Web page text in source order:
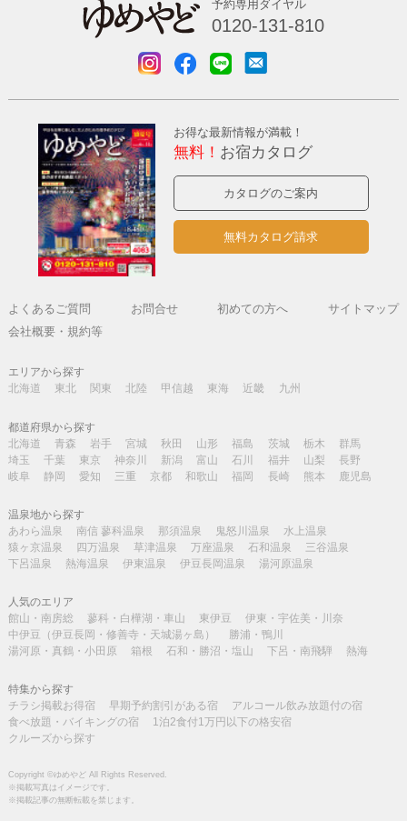
予約専用ダイヤル
0120-131-810
お得な最新情報が満載！
無料！ お宿カタログ
カタログのご案内
無料カタログ請求
よくあるご質問 お問合せ 初めての方へ
サイトマップ
会社概要・規約等
エリアから探す
北海道
東北 関東 北陸 甲信越 東海 近畿 九州
都道府県から探す
北海道
青森 岩手 宮城 秋田 山形 福島 茨城 栃木
群馬
埼玉
千葉 東京 神奈川 新潟 富山 石川 福井 山梨
長野
岐阜
静岡 愛知 三重 京都 和歌山 福岡 長崎 熊本 鹿児島
温泉地から探す
あわら温泉
南信 蓼科温泉 那須温泉 鬼怒川温泉
水上温泉
猿ヶ京温泉
四万温泉 草津温泉 万座温泉 石和温泉
三谷温泉
下呂温泉
熱海温泉 伊東温泉 伊豆長岡温泉 湯河原温泉
人気のエリア
館山・南房総
蓼科・白樺湖・車山 東伊豆
伊東・宇佐美・川奈
中伊豆（伊豆長岡・修善寺・天城湯ヶ島）
勝浦・鴨川
湯河原・真鶴・小田原
箱根 石和・勝沼・塩山 下呂・南飛騨 熱海
特集から探す
チラシ掲載お得宿
早期予約割引がある宿
アルコール飲み放題付の宿
食べ放題・バイキングの宿
1泊2食付1万円以下の格安宿
クルーズから探す
Copyright ©ゆめやど All Rights Reserved.
※掲載写真はイメージです。
※掲載記事の無断転載を禁じます。